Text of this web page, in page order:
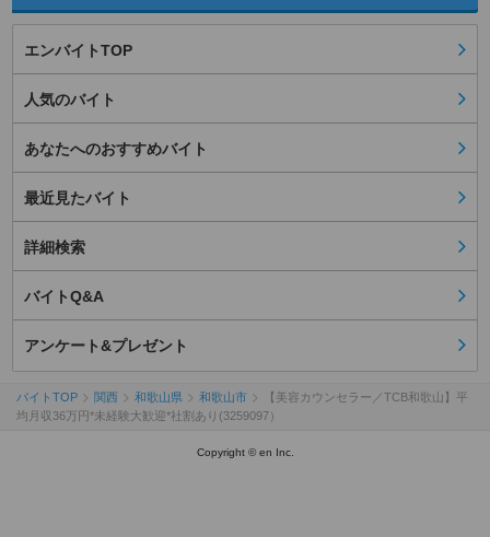
エンバイトTOP
人気のバイト
あなたへのおすすめバイト
最近見たバイト
詳細検索
バイトQ&A
アンケート&プレゼント
バイトTOP 関西 和歌山県 和歌山市
【美容カウンセラー／TCB和歌山】平
均月収36万円*未経験大歓迎*社割あり(3259097）
Copyright © en Inc.